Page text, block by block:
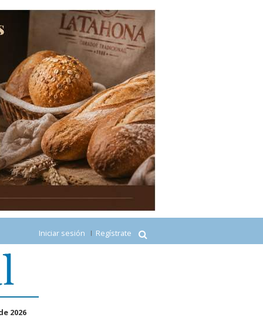
Iniciar sesión Regístrate
2026